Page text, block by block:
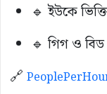
🔹 ইউকে
🔹 গিগ ও
🔗